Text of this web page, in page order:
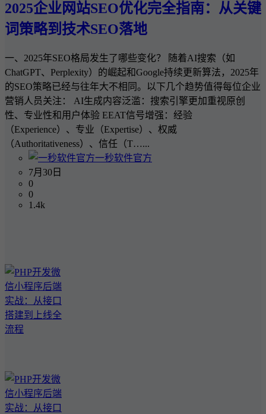
2025企业网站SEO优化完全指南：从关键
词策略到技术SEO落地
一、2025年SEO格局发生了哪些变化？ 随着AI搜索（如
ChatGPT、Perplexity）的崛起和Google持续更新算法，2025年
的SEO策略已经与往年大不相同。以下几个趋势值得每位企业
营销人员关注： AI生成内容泛滥：搜索引擎更加重视原创
性、专业性和用户体验 EEAT信号增强：经验
（Experience）、专业（Expertise）、权威
（Authoritativeness）、信任（T…...
一秒软件官方
7月30日
0
0
1.4k